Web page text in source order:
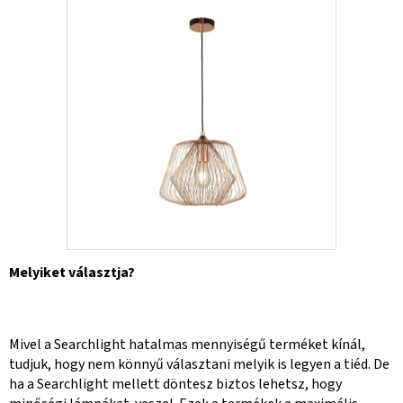
Melyiket választja?
Mivel a Searchlight hatalmas mennyiségű terméket kínál,
tudjuk, hogy nem könnyű választani melyik is legyen a tiéd. De
ha a Searchlight mellett döntesz biztos lehetsz, hogy